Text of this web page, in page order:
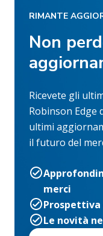
RIMANTE
Non
Ricevete gli
Robinson Edge
ultimi
il futuro del
merci
Le novità